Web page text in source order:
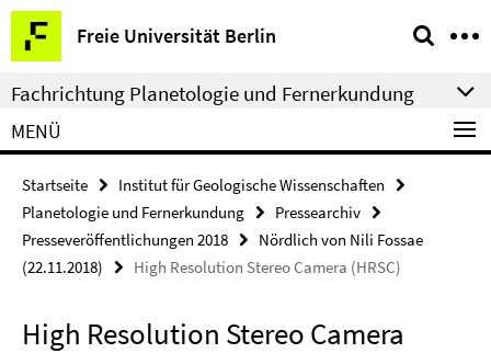
Springe
direkt
zu
Inhalt
Freie Universität Berlin
Service-
Navigation
Fachrichtung Planetologie und Fernerkundung
MENÜ
Startseite
Institut für Geologische Wissenschaften
Planetologie und Fernerkundung
Pressearchiv
Presseveröffentlichungen 2018
Nördlich von Nili Fossae
(22.11.2018)
High Resolution Stereo Camera (HRSC)
High Resolution Stereo Camera